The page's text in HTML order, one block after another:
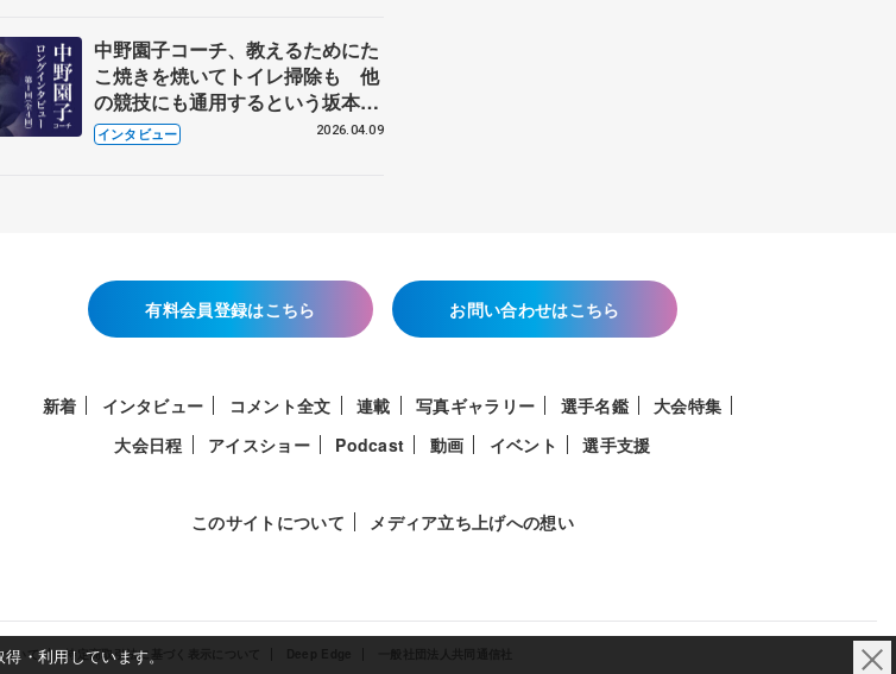
中野園子コーチ、教えるためにた
こ焼きを焼いてトイレ掃除も 他
の競技にも通用するという坂本花
織の筋肉
インタビュー 2026.04.09
有料会員登録はこちら お問い合わせはこちら
新着 インタビュー コメント全文 連載 写真ギャラリー 選手名鑑
大会特集
大会日程
アイスショー Podcast 動画 イベント 選手支援
このサイトについて メディア立ち上げへの想い
いて 特定商取引法に基づく表示について
・利用しています。